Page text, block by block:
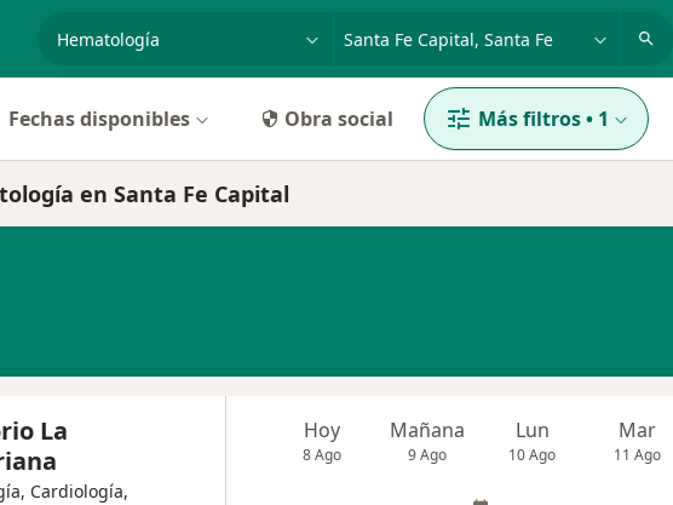
especialidad, enfermedad o nombre
Fechas disponibles Obra social Más filtros• 1
en Santa Fe Capital
La
Cardiología,
Hoy
8 Ago
Mañana
9 Ago
Lun
10 Ago
Mar
11 Ago